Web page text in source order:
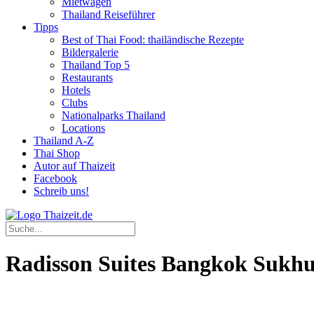
Thailand Reiseführer
Tipps
Best of Thai Food: thailändische Rezepte
Bildergalerie
Thailand Top 5
Restaurants
Hotels
Clubs
Nationalparks Thailand
Locations
Thailand A-Z
Thai Shop
Autor auf Thaizeit
Facebook
Schreib uns!
Radisson Suites Bangkok